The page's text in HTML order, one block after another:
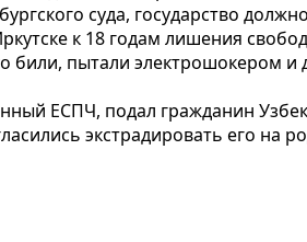
суда, государство
к 18 годам лишения
били, пытали электрошокером и
ЕСПЧ, подал гражданин
экстрадировать его на